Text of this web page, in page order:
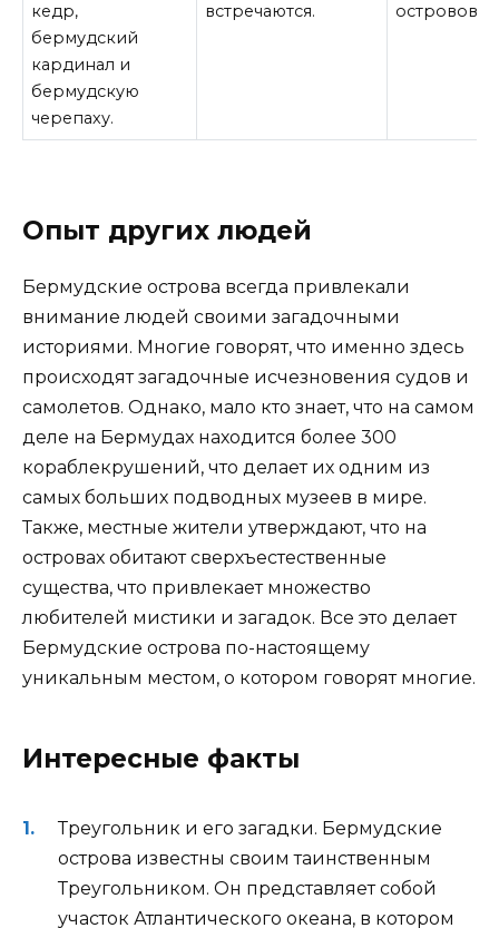
кедр,
бермудский
кардинал и
бермудскую
черепаху.
встречаются.
островов
Опыт других людей
Бермудские острова всегда привлекали
внимание людей своими загадочными
историями. Многие говорят, что именно здесь
происходят загадочные исчезновения судов и
самолетов. Однако, мало кто знает, что на самом
деле на Бермудах находится более 300
кораблекрушений, что делает их одним из
самых больших подводных музеев в мире.
Также, местные жители утверждают, что на
островах обитают сверхъестественные
существа, что привлекает множество
любителей мистики и загадок. Все это делает
Бермудские острова по-настоящему
уникальным местом, о котором говорят многие.
Интересные факты
Треугольник и его загадки. Бермудские
острова известны своим таинственным
Треугольником. Он представляет собой
участок Атлантического океана, в котором